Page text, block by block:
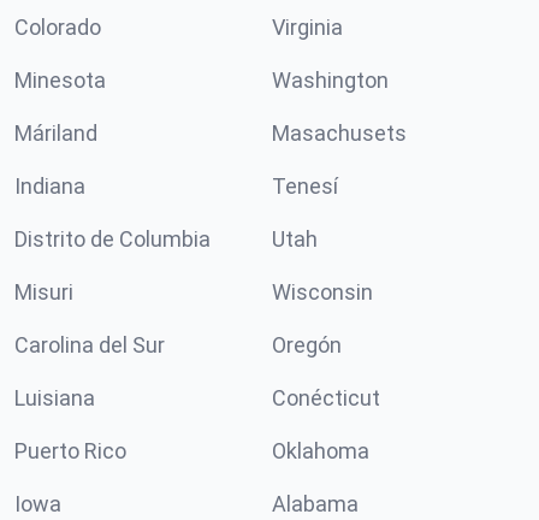
Colorado Virginia
Minesota Washington
Máriland Masachusets
Indiana Tenesí
Distrito de Columbia Utah
Misuri Wisconsin
Carolina del Sur Oregón
Luisiana Conécticut
Puerto Rico Oklahoma
Iowa Alabama